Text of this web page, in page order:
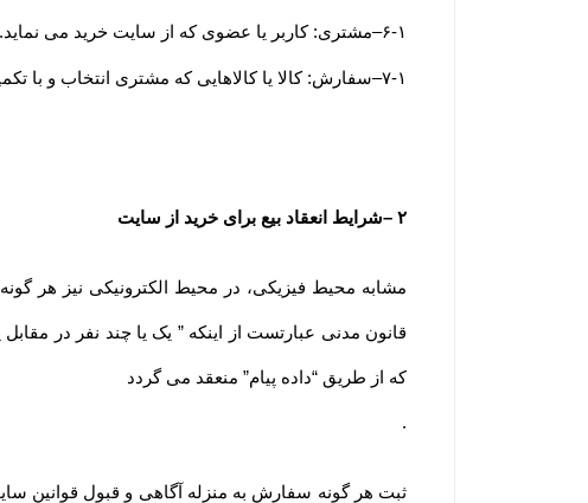
۶-۱–مشتری: کاربر یا عضوی که از سایت خرید می نماید.
۷-۱–سفارش: کالا یا کالاهایی که مشتری انتخاب و با
۲ –شرایط انعقاد بیع برای خرید از سایت
قانون مدنی عبارتست از اینکه ” یک یا چند نفر در
که از طریق “داده پیام” منعقد می گردد
.
ثبت هر گونه سفارش به منزله آگاهی و قبول قوانین